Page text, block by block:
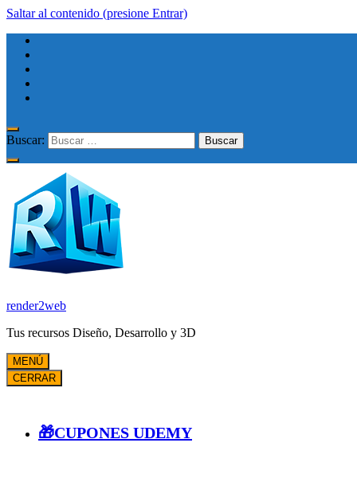
Saltar al contenido (presione Entrar)
Buscar:
render2web
Tus recursos Diseño, Desarrollo y 3D
MENÚ
CERRAR
🎁CUPONES UDEMY